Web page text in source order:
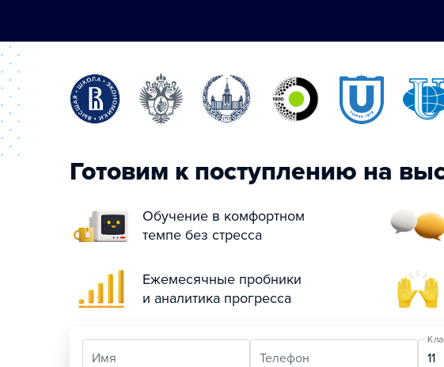
Готовим к поступлению на
Обучение в комфортном
темпе без стресса
Ежемесячные пробники
и аналитика прогресса
Имя Телефон 11